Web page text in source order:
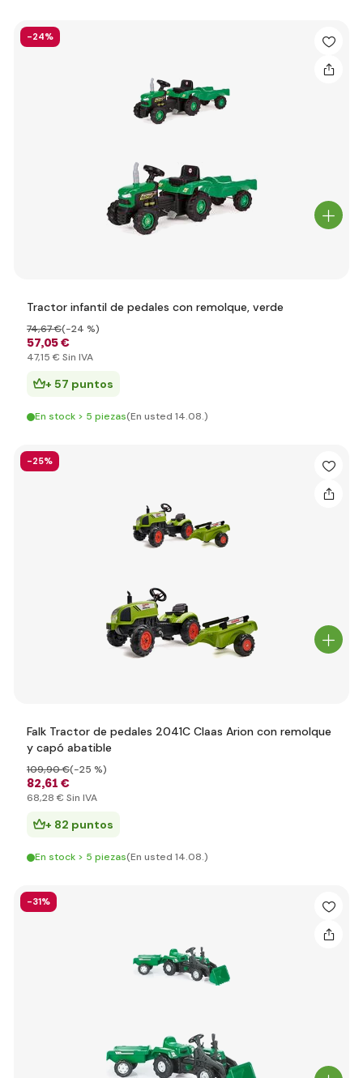
-24%
Tractor infantil de pedales con remolque, verde
57,05 €
74,67 €(-24 %)
47,15 € Sin IVA
+ 57 puntos
En stock > 5 piezas(En usted 14.08.)
-25%
Falk Tractor de pedales 2041C Claas Arion con remolque
y capó abatible
82,61 €
109,90 €(-25 %)
68,28 € Sin IVA
+ 82 puntos
En stock > 5 piezas(En usted 14.08.)
-31%